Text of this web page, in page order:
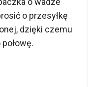
o przesyłkę
dzięki czemu